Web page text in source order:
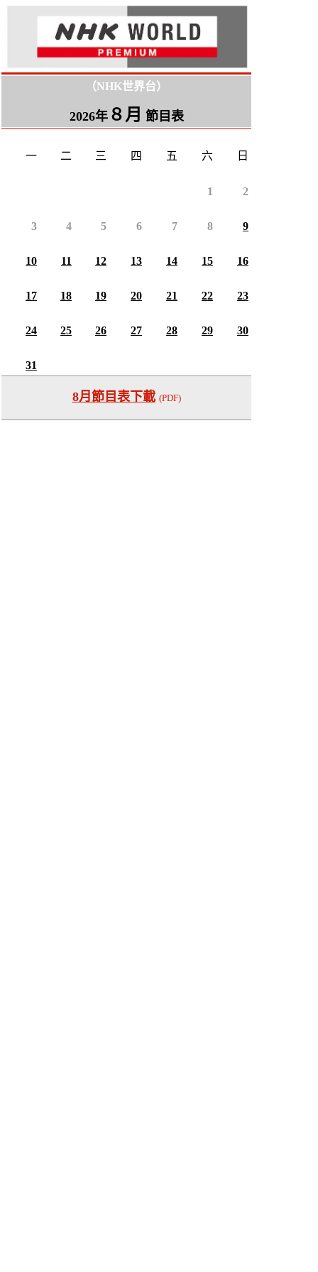
（NHK世界台）
2026年８月 節目表
一 二 三 四 五 六 日
1 2
3 4 5 6 7 8 9
10 11 12 13 14 15 16
17 18 19 20 21 22 23
24 25 26 27 28 29 30
31
8月節目表下載 (PDF)